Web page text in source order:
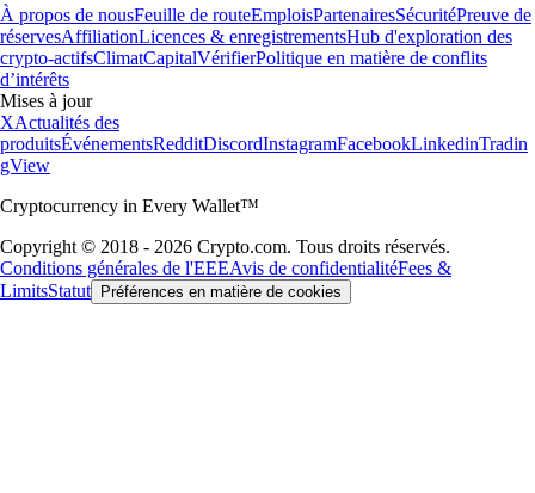
À propos de nousFeuille de routeEmploisPartenairesSécuritéPreuve de
réservesAffiliationLicences & enregistrementsHub d'exploration des
crypto-actifsClimatCapitalVérifierPolitique en matière de conflits
d’intérêts
Mises à jour
XActualités des
produitsÉvénementsRedditDiscordInstagramFacebookLinkedinTradin
gView
Cryptocurrency in Every Wallet™
Copyright © 2018 - 2026 Crypto.com. Tous droits réservés.
Conditions générales de l'EEEAvis de confidentialitéFees &
LimitsStatut Préférences en matière de cookies